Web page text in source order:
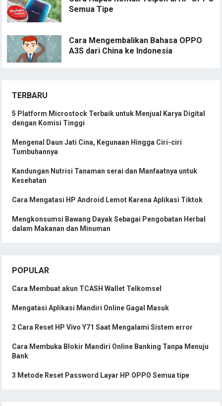
Semua Tipe
Cara Mengembalikan Bahasa OPPO
A3S dari China ke Indonesia
TERBARU
5 Platform Microstock Terbaik untuk Menjual Karya Digital
dengan Komisi Tinggi
Mengenal Daun Jati Cina, Kegunaan Hingga Ciri-ciri
Tumbuhannya
Kandungan Nutrisi Tanaman serai dan Manfaatnya untuk
Kesehatan
Cara Mengatasi HP Android Lemot Karena Aplikasi Tiktok
Mengkonsumsi Bawang Dayak Sebagai Pengobatan Herbal
dalam Makanan dan Minuman
POPULAR
Cara Membuat akun TCASH Wallet Telkomsel
Mengatasi Aplikasi Mandiri Online Gagal Masuk
2 Cara Reset HP Vivo Y71 Saat Mengalami Sistem error
Cara Membuka Blokir Mandiri Online Banking Tanpa Menuju
Bank
3 Metode Reset Password Layar HP OPPO Semua tipe